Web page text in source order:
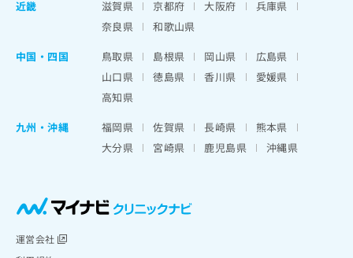
近畿
滋賀県 京都府 大阪府
兵庫県
奈良県
和歌山県
中国・四国
鳥取県 島根県 岡山県
広島県
山口県
徳島県 香川県
愛媛県
高知県
九州・沖縄
福岡県 佐賀県 長崎県
熊本県
大分県
宮崎県 鹿児島県 沖縄県
運営会社